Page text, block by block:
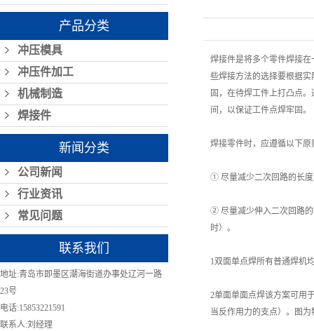
产品分类
冲压模具
冲压件加工
机械制造
焊接件
新闻分类
公司新闻
行业资讯
常见问题
联系我们
地址:青岛市即墨区潮海街道办事处辽河一路
23号
电话:15853221591
联系人:刘经理
焊接件是将多个零件焊接
些焊接方法的选择要根据
固，在待焊工件上打凸点
间，以保证工件点焊牢固。
焊接零件时，应遵循以下原
① 尽量减少二次回路的长
② 尽量减少伸入二次回路
时）。
1双面单点焊所有普通焊机
2单面单面点焊该方案可用
当反作用力的支点）。图为